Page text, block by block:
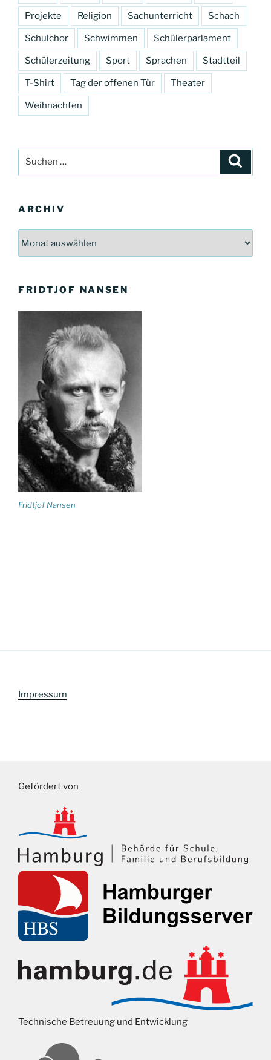
Projekte Religion Sachunterricht Schach
Schulchor Schwimmen Schülerparlament
Schülerzeitung Sport Sprachen Stadtteil
T-Shirt Tag der offenen Tür Theater
Weihnachten
nach:
ARCHIV
FRIDTJOF NANSEN
Fridtjof Nansen
Impressum
Gefördert von
Technische Betreuung und Entwicklung